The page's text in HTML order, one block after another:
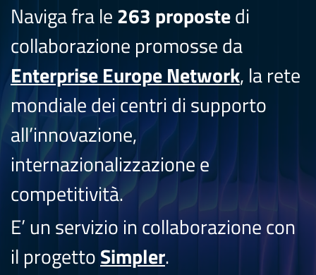
Naviga fra le263 propostedi
collaborazione promosse da
Enterprise Europe Network, la rete
mondiale dei centri di supporto
all’innovazione,
internazionalizzazione e
competitività.
E’ un servizio in collaborazione con
il progettoSimpler.